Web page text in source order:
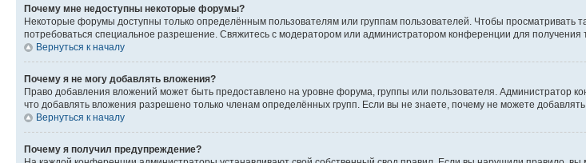
Почему мне недоступны некоторые форумы?
Некоторые форумы доступны только определённым пользователям или группам пользователей. Чтобы просматривать
потребоваться специальное разрешение. Свяжитесь с модератором или администратором конференции для получения
Вернуться к началу
Почему я не могу добавлять вложения?
Право добавления вложений может быть предоставлено на уровне форума, группы или пользователя.
что добавлять вложения разрешено только членам определённых групп. Если вы не знаете, почему не можете
Вернуться к началу
Почему я получил предупреждение?